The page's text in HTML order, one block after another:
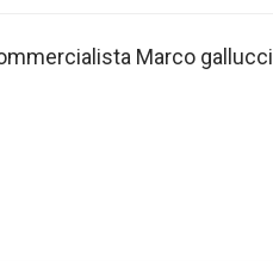
Marco gallucci